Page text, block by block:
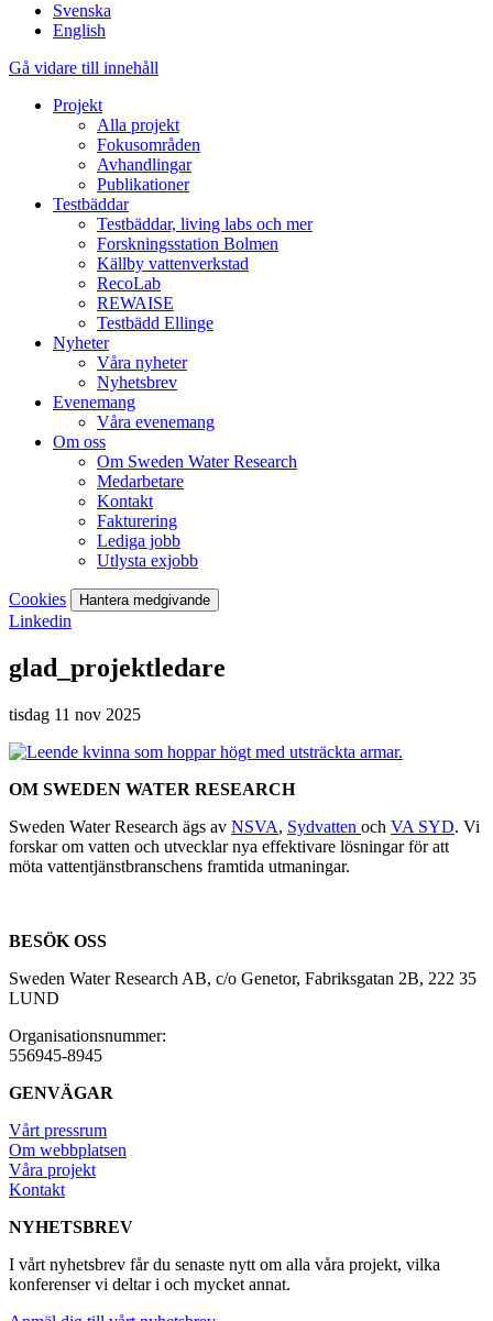
Svenska
English
Gå vidare till innehåll
Projekt
Alla projekt
Fokusområden
Avhandlingar
Publikationer
Testbäddar
Testbäddar, living labs och mer
Forskningsstation Bolmen
Källby vattenverkstad
RecoLab
REWAISE
Testbädd Ellinge
Nyheter
Våra nyheter
Nyhetsbrev
Evenemang
Våra evenemang
Om oss
Om Sweden Water Research
Medarbetare
Kontakt
Fakturering
Lediga jobb
Utlysta exjobb
Cookies Hantera medgivande
Linkedin
glad_projektledare
tisdag 11 nov 2025
OM SWEDEN WATER RESEARCH
Sweden Water Research ägs av NSVA, Sydvatten och VA SYD. Vi
forskar om vatten och utvecklar nya effektivare lösningar för att
möta vattentjänstbranschens framtida utmaningar.
BESÖK OSS
Sweden Water Research AB, c/o Genetor, Fabriksgatan 2B, 222 35
LUND
Organisationsnummer:
556945-8945
GENVÄGAR
Vårt pressrum
Om webbplatsen
Våra projekt
Kontakt
NYHETSBREV
I vårt nyhetsbrev får du senaste nytt om alla våra projekt, vilka
konferenser vi deltar i och mycket annat.